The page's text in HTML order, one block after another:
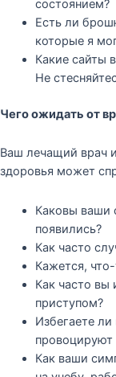
состоянием?
Есть ли
которые я
Какие сайты
Не
Чего ожидать от
Ваш лечащий врач
здоровья может
Каковы ваши
появились?
Как часто
Кажется,
Как часто вы
приступом?
Избегаете
провоцируют
Как ваши